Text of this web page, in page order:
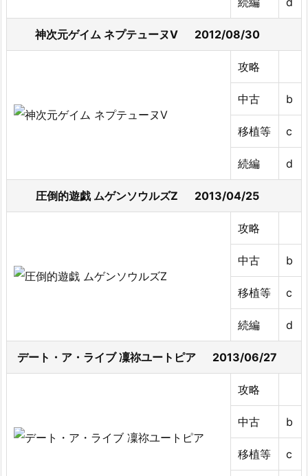
神次元ゲイム ネプテューヌV 2012/08/30
攻略
中古 b
移植等 c
続編 d
圧倒的遊戯 ムゲンソウルズZ 2013/04/25
攻略
中古 b
移植等 c
続編 d
デート・ア・ライブ 凜祢ユートピア 2013/06/27
攻略
中古 b
移植等 c